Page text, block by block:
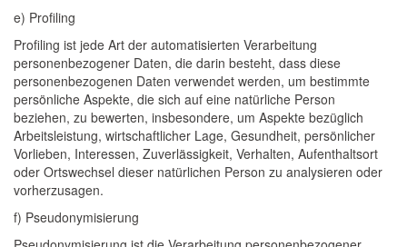
e) Profiling
Profiling ist jede Art der automatisierten Verarbeitung
personenbezogener Daten, die darin besteht, dass diese
personenbezogenen Daten verwendet werden, um bestimmte
persönliche Aspekte, die sich auf eine natürliche Person
beziehen, zu bewerten, insbesondere, um Aspekte bezüglich
Arbeitsleistung, wirtschaftlicher Lage, Gesundheit, persönlicher
Vorlieben, Interessen, Zuverlässigkeit, Verhalten, Aufenthaltsort
oder Ortswechsel dieser natürlichen Person zu analysieren oder
vorherzusagen.
f) Pseudonymisierung